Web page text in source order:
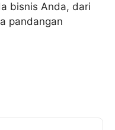
bisnis Anda, dari
pandangan